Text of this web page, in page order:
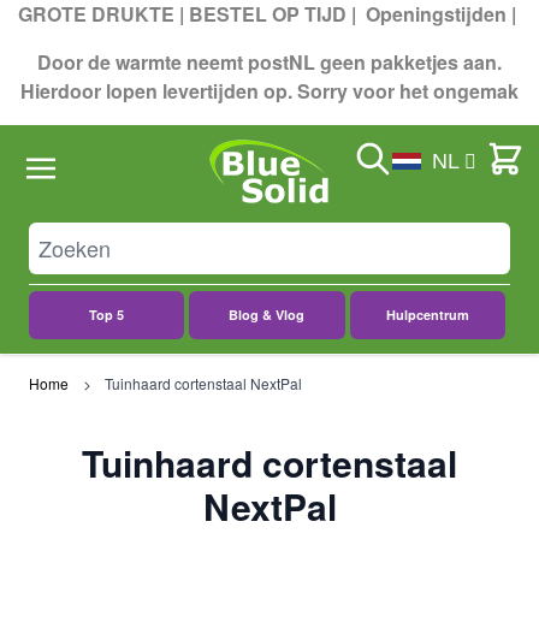
GROTE DRUKTE | BESTEL OP TIJD | Openingstijden |
Door de warmte neemt postNL geen pakketjes aan.
Hierdoor lopen levertijden op. Sorry voor het ongemak
Top 5 Blog & Vlog Hulpcentrum
Search NL Cart
Home Tuinhaard cortenstaal NextPal
Tuinhaard cortenstaal
NextPal